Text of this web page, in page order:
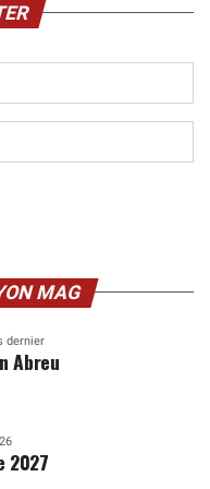
MAG
dernier
Abreu
2027